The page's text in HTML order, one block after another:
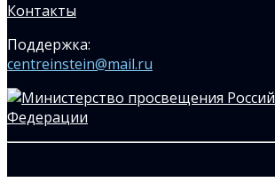
Контакты
Поддержка:
centreinstein@mail.ru